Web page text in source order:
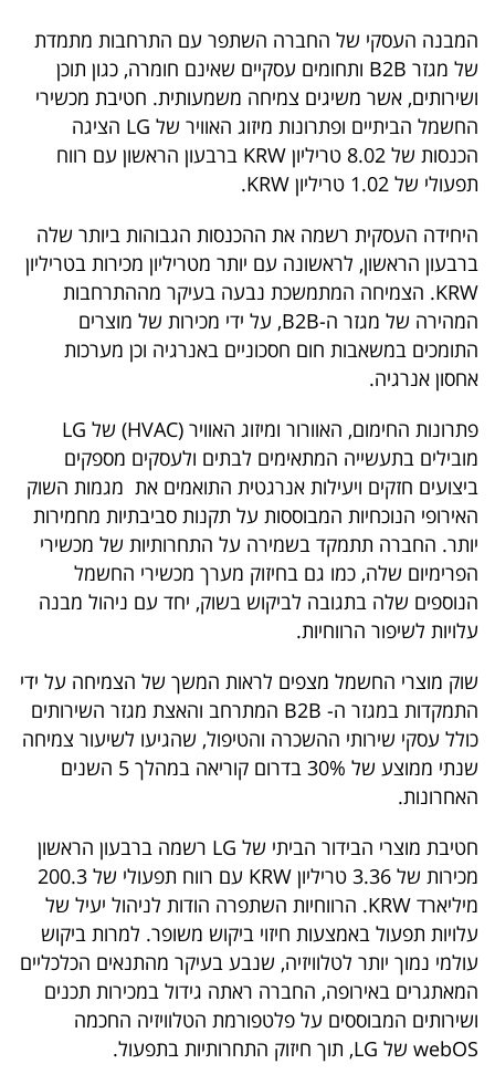
40
UNDER
40
שיתופי
פעולה
דרושים
ניוזלטרים
מייל
אדום
פרסמו
עקבו
אחרינו:
המבנה העסקי של החברה השתפר עם התרחבות מתמדת
של מגזר B2B ותחומים עסקיים שאינם חומרה, כגון תוכן
ושירותים, אשר משיגים צמיחה משמעותית. חטיבת מכשירי
החשמל הביתיים ופתרונות מיזוג האוויר של LG הציגה
הכנסות של 8.02 טריליון KRW ברבעון הראשון עם רווח
תפעולי של 1.02 טריליון KRW.
היחידה העסקית רשמה את ההכנסות הגבוהות ביותר שלה
ברבעון הראשון, לראשונה עם יותר מטריליון מכירות בטריליון
KRW. הצמיחה המתמשכת נבעה בעיקר מההתרחבות
המהירה של מגזר ה-B2B, על ידי מכירות של מוצרים
התומכים במשאבות חום חסכוניים באנרגיה וכן מערכות
אחסון אנרגיה.
פתרונות החימום, האוורור ומיזוג האוויר (HVAC) של LG
מובילים בתעשייה המתאימים לבתים ולעסקים מספקים
ביצועים חזקים ויעילות אנרגטית התואמים את מגמות השוק
האירופי הנוכחיות המבוססות על תקנות סביבתיות מחמירות
יותר. החברה תתמקד בשמירה על התחרותיות של מכשירי
הפרימיום שלה, כמו גם בחיזוק מערך מכשירי החשמל
הנוספים שלה בתגובה לביקוש בשוק, יחד עם ניהול מבנה
עלויות לשיפור הרווחיות.
שוק מוצרי החשמל מצפים לראות המשך של הצמיחה על ידי
התמקדות במגזר ה- B2B המתרחב והאצת מגזר השירותים
כולל עסקי שירותי ההשכרה והטיפול, שהגיעו לשיעור צמיחה
שנתי ממוצע של 30% בדרום קוריאה במהלך 5 השנים
האחרונות.
חטיבת מוצרי הבידור הביתי של LG רשמה ברבעון הראשון
מכירות של 3.36 טריליון KRW עם רווח תפעולי של 200.3
מיליארד KRW. הרווחיות השתפרה הודות לניהול יעיל של
עלויות תפעול באמצעות חיזוי ביקוש משופר. למרות ביקוש
עולמי נמוך יותר לטלוויזיה, שנבע בעיקר מהתנאים הכלכליים
המאתגרים באירופה, החברה ראתה גידול במכירות תכנים
ושירותים המבוססים על פלטפורמת הטלוויזיה החכמה
webOS של LG, תוך חיזוק התחרותיות בתפעול.